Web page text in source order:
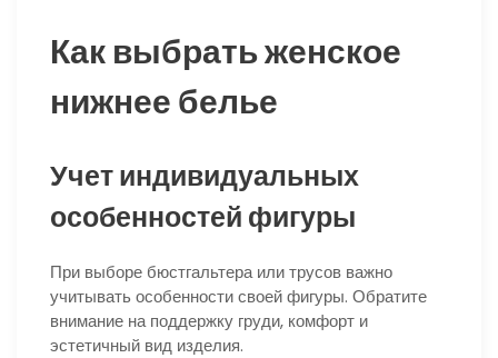
Как выбрать женское
нижнее белье
Учет индивидуальных
особенностей фигуры
При выборе бюстгальтера или трусов важно
учитывать особенности своей фигуры. Обратите
внимание на поддержку груди, комфорт и
эстетичный вид изделия.